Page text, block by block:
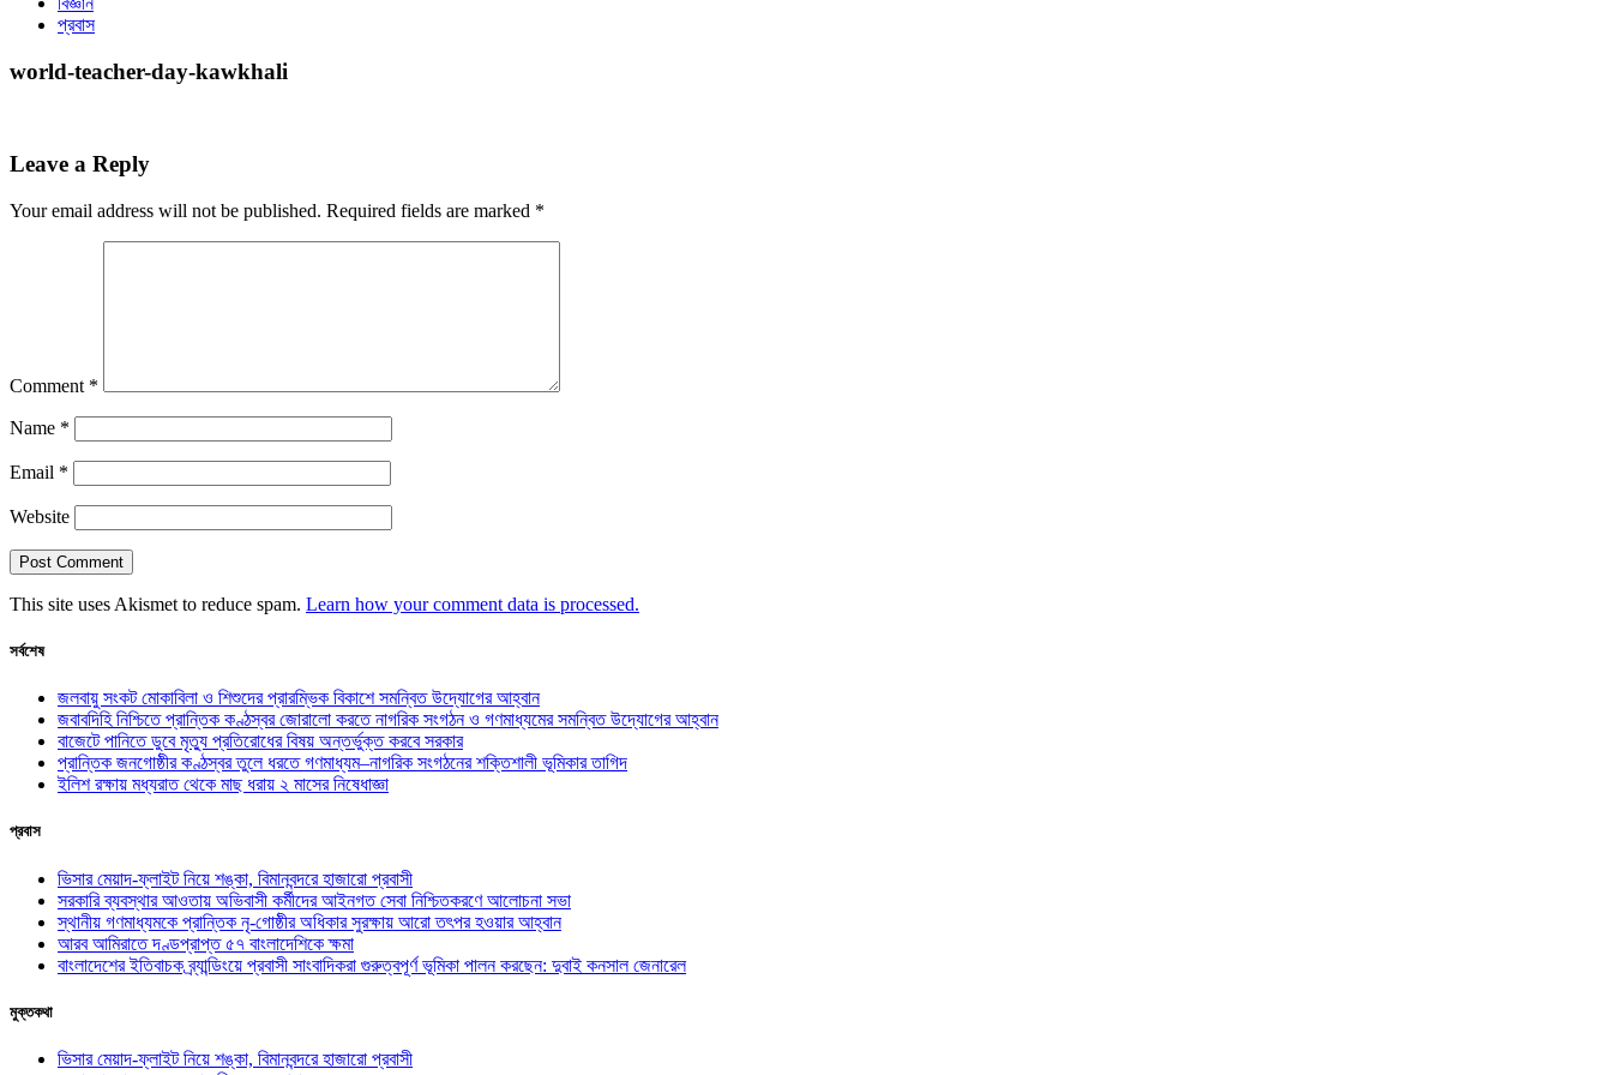
প্রবাস
world-teacher-day-kawkhali
Leave a Reply
Your email address will not be published. Required fields are marked *
Comment *
Name *
Email *
Website
This site uses Akismet to reduce spam. Learn how your comment data is processed.
সর্বশেষ
জলবায়ু সংকট মোকাবিলা ও শিশুদের প্রারম্ভিক বিকাশে সমন্বিত উদ্যোগের আহ্বান
জবাবদিহি নিশ্চিতে প্রান্তিক কণ্ঠস্বর জোরালো করতে নাগরিক সংগঠন ও গণমাধ্যমের সমন্বিত উদ্যোগের আহ্বান
বাজেটে পানিতে ডুবে মৃত্যু প্রতিরোধের বিষয় অন্তর্ভুক্ত করবে সরকার
প্রান্তিক জনগোষ্ঠীর কণ্ঠস্বর তুলে ধরতে গণমাধ্যম–নাগরিক সংগঠনের শক্তিশালী ভূমিকার তাগিদ
ইলিশ রক্ষায় মধ্যরাত থেকে মাছ ধরায় ২ মাসের নিষেধাজ্ঞা
প্রবাস
ভিসার মেয়াদ-ফ্লাইট নিয়ে শঙ্কা, বিমানবন্দরে হাজারো প্রবাসী
সরকারি ব্যবস্থার আওতায় অভিবাসী কর্মীদের আইনগত সেবা নিশ্চিতকরণে আলোচনা সভা
স্থানীয় গণমাধ্যমকে প্রান্তিক নৃ-গোষ্ঠীর অধিকার সুরক্ষায় আরো তৎপর হওয়ার আহ্বান
আরব আমিরাতে দণ্ডপ্রাপ্ত ৫৭ বাংলাদেশিকে ক্ষমা
বাংলাদেশের ইতিবাচক ব্র্যান্ডিংয়ে প্রবাসী সাংবাদিকরা গুরুত্বপূর্ণ ভূমিকা পালন করছেন: দুবাই কনসাল জেনারেল
মুক্তকথা
ভিসার মেয়াদ-ফ্লাইট নিয়ে শঙ্কা, বিমানবন্দরে হাজারো প্রবাসী